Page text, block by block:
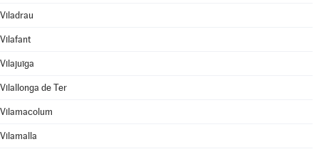
Viladrau
Vilafant
Vilajuïga
Vilallonga de Ter
Vilamacolum
Vilamalla